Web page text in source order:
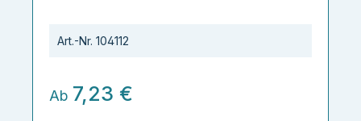
Art.-Nr. 104112
Ab 7,23 €